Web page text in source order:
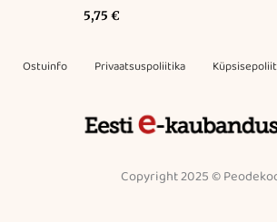
5,75 €
Ostuinfo Privaatsuspoliitika
Copyright 2025 ©